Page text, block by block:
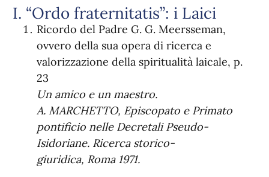
I. “Ordo fraternitatis”: i Laici
Ricordo del Padre G. G. Meersseman,
ovvero della sua opera di ricerca e
valorizzazione della spiritualità laicale, p.
23
Un amico e un maestro.
A. MARCHETTO, Episcopato e Primato
pontificio nelle Decretali Pseudo-
Isidoriane. Ricerca storico-
giuridica, Roma 1971.